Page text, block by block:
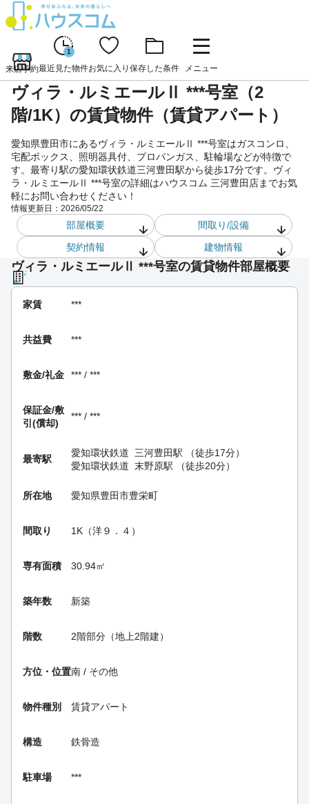
来店予約
1
最近見た物件お気に入り 保存した条件 メニュー
ヴィラ・ルミエールⅡ ***号室（2
階/1K）の賃貸物件（賃貸アパート）
愛知県豊田市にあるヴィラ・ルミエールⅡ ***号室はガスコンロ、
宅配ボックス、照明器具付、プロパンガス、駐輪場などが特徴で
す。最寄り駅の愛知環状鉄道三河豊田駅から徒歩17分です。ヴィ
ラ・ルミエールⅡ ***号室の詳細はハウスコム 三河豊田店までお気
軽にお問い合わせください！
情報更新日： 2026/05/22
部屋概要
間取り/設備
契約情報
建物情報
ヴィラ・ルミエールⅡ ***号室の賃貸物件部屋概要
家賃 ***
共益費 ***
敷金/礼金 *** / ***
保証金/敷
引(償却)
*** / ***
最寄駅
愛知環状鉄道 三河豊田駅 （徒歩17分）
愛知環状鉄道 末野原駅 （徒歩20分）
所在地 愛知県豊田市豊栄町
間取り 1K（洋９．４）
専有面積 30.94㎡
築年数 新築
階数 2階部分（地上2階建）
方位・位置南 / その他
物件種別 賃貸アパート
構造 鉄骨造
駐車場 ***